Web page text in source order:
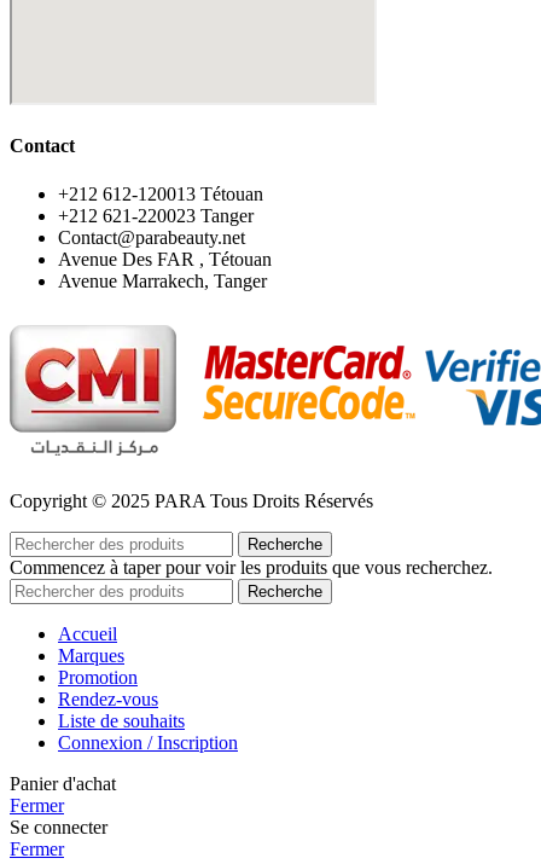
Contact
‪+212 612-120013 Tétouan
‪+212 621-220023 Tanger
Contact@parabeauty.net
Avenue Des FAR , Tétouan
Avenue Marrakech, Tanger
Copyright © 2025 PARA Tous Droits Réservés
Recherche
Commencez à taper pour voir les produits que vous recherchez.
Recherche
Accueil
Marques
Promotion
Rendez-vous
Liste de souhaits
Connexion / Inscription
Panier d'achat
Fermer
Se connecter
Fermer